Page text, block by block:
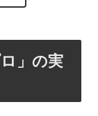
」の実